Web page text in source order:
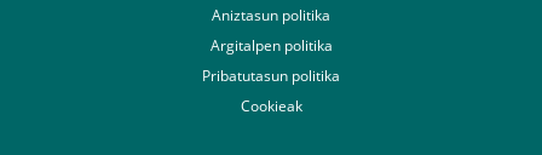
Aniztasun politika
Argitalpen politika
Pribatutasun politika
Cookieak